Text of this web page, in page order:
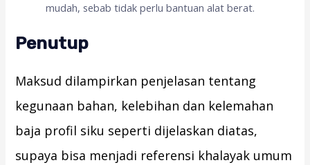
mudah, sebab tidak perlu bantuan alat berat.
Penutup
Maksud dilampirkan penjelasan tentang
kegunaan bahan, kelebihan dan kelemahan
baja profil siku seperti dijelaskan diatas,
supaya bisa menjadi referensi khalayak umum